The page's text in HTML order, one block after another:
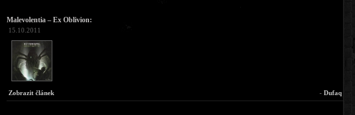
Malevolentia – Ex Oblivion:
15.10.2011
Zobrazit článek - Dufaq